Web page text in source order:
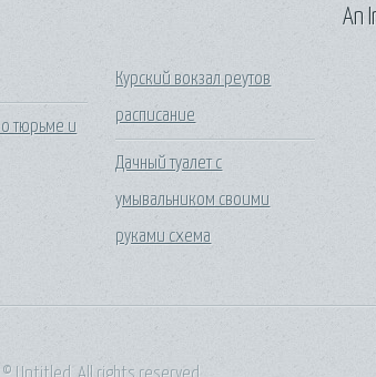
тюрьме и
Курский вокзал реутов
расписание
Дачный туалет с
умывальником своими
руками схема
An